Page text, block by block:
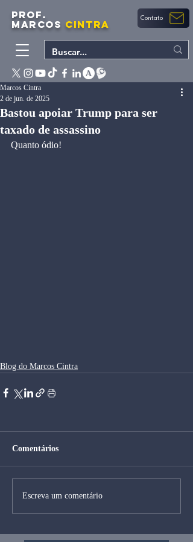
PROF.
MARCOS CINTRA Contato
Bastou apoiar Trump para ser
taxado de assassino
Marcos Cintra
2 de jun. de 2025
Quanto ódio!
Blog do Marcos Cintra
Comentários
Escreva um comentário